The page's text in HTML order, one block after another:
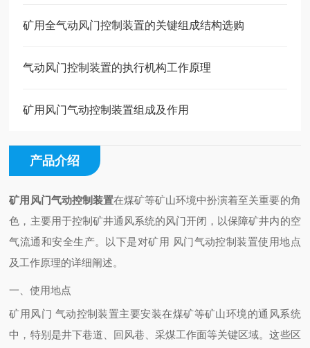
矿用全气动风门控制装置的关键组成结构选购
气动风门控制装置的执行机构工作原理
矿用风门气动控制装置组成及作用
产品介绍
矿用风门气动控制装置在煤矿等矿山环境中扮演着至关重要的角
色，主要用于控制矿井通风系统的风门开闭，以保障矿井内的空
气流通和安全生产。以下是对矿用 风门气动控制装置使用地点
及工作原理的详细阐述。
一、使用地点
矿用风门 气动控制装置主要安装在煤矿等矿山环境的通风系统
中，特别是井下巷道、回风巷、采煤工作面等关键区域。这些区